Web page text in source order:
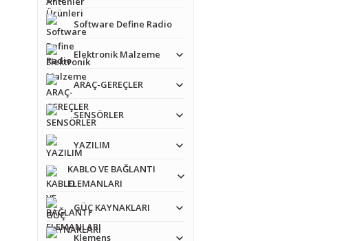
Software Define Radio
Elektronik Malzeme
ARAÇ-GEREÇLER
SENSÖRLER
YAZILIM
KABLO VE BAĞLANTI
ELEMANLARI
GÜÇ KAYNAKLARI
Klemens